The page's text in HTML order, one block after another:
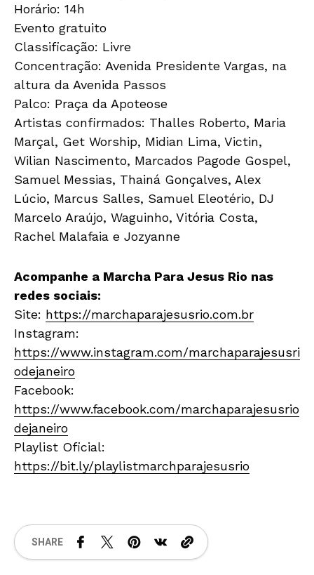
Horário: 14h
Evento gratuito
Classificação: Livre
Concentração: Avenida Presidente Vargas, na
altura da Avenida Passos
Palco: Praça da Apoteose
Artistas confirmados: Thalles Roberto, Maria
Marçal, Get Worship, Midian Lima, Victin,
Wilian Nascimento, Marcados Pagode Gospel,
Samuel Messias, Thainá Gonçalves, Alex
Lúcio, Marcus Salles, Samuel Eleotério, DJ
Marcelo Araújo, Waguinho, Vitória Costa,
Rachel Malafaia e Jozyanne
Acompanhe a Marcha Para Jesus Rio nas
redes sociais:
Site: https://marchaparajesusrio.com.br
Instagram:
https://www.instagram.com/marchaparajesusri
odejaneiro
Facebook:
https://www.facebook.com/marchaparajesusrio
dejaneiro
Playlist Oficial:
https://bit.ly/playlistmarchparajesusrio
SHARE